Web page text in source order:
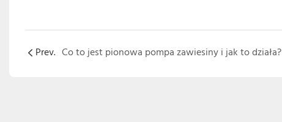
Prev. Co to jest pionowa pompa zawiesiny i jak to działa?